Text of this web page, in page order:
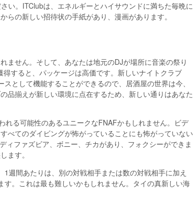
い。ITClubは、エネルギーとハイサウンドに満ちた毎晩に
の新しい招待状の手紙があり、漫画があります。
ません。そして、あなたは地元のDJが場所に音楽の祭り
すると、パッケージは高価です。新しいナイトクラブ
として機能することができるので、居酒屋の世界は今、
品揃えが新しい環境に点在するため、新しい通りはあなた
る可能性のあるユニークなFNAFかもしれません。ビデ
べてのダイビングが怖がっていることにも怖がっていない
ファズビア、ボニー、チカがあり、フォクシーができま
ます。
週間あたりは、別の対戦相手または数の対戦相手に加え
。これは最も難しいかもしれません。タイの真新しい海